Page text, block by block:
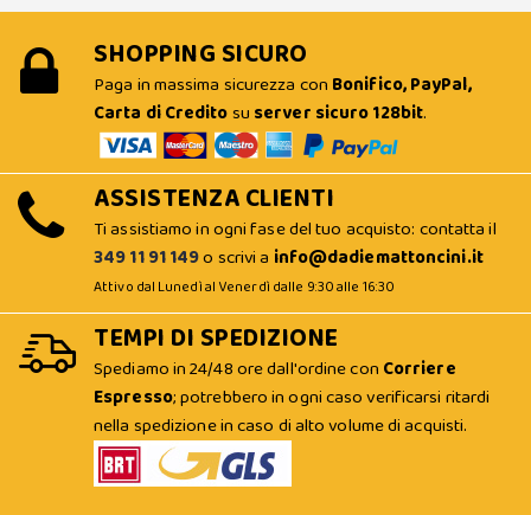
SHOPPING SICURO
Paga in massima sicurezza con Bonifico, PayPal,
Carta di Creditosu server sicuro 128bit.
ASSISTENZA CLIENTI
Ti assistiamo in ogni fase del tuo acquisto: contatta il
349 11 91 149o scrivi a info@dadiemattoncini.it
Attivo dal Lunedì al Venerdì dalle 9:30 alle 16:30
TEMPI DI SPEDIZIONE
Spediamo in 24/48 ore dall'ordine con Corriere
Espresso; potrebbero in ogni caso verificarsi ritardi
nella spedizione in caso di alto volume di acquisti.